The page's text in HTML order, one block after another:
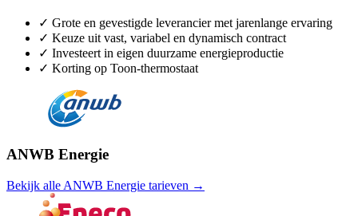
✓ Grote en gevestigde leverancier met jarenlange ervaring
✓ Keuze uit vast, variabel en dynamisch contract
✓ Investeert in eigen duurzame energieproductie
✓ Korting op Toon-thermostaat
ANWB Energie
Bekijk alle ANWB Energie tarieven →